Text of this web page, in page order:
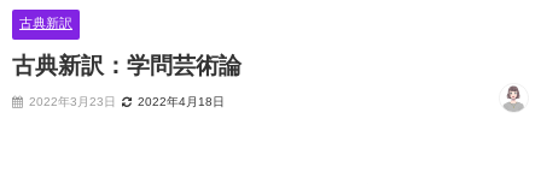
古典新訳
古典新訳：学問芸術論
2022年3月23日 2022年4月18日